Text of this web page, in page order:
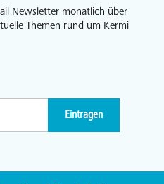
Newsletter monatlich über
Themen rund um Kermi
Eintragen